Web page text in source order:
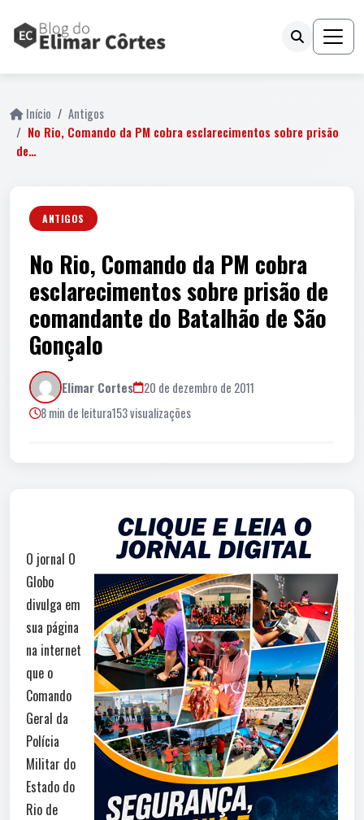
Início
Antigos
No Rio, Comando da PM cobra esclarecimentos sobre prisão
de…
ANTIGOS
No Rio, Comando da PM cobra
esclarecimentos sobre prisão de
comandante do Batalhão de São
Gonçalo
Elimar Cortes
20 de dezembro de 2011
8 min de leitura153 visualizações
O jornal O
Globo
divulga em
sua página
na internet
que o
Comando
Geral da
Polícia
Militar do
Estado do
Rio de